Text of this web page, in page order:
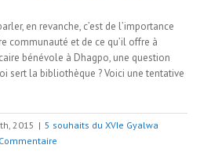
en revanche, c’est de l’importance
communauté et de ce qu’il offre à
bénévole à Dhagpo, une question
sert la bibliothèque ? Voici une tentative
2015 | 5 souhaits du XVIe Gyalwa